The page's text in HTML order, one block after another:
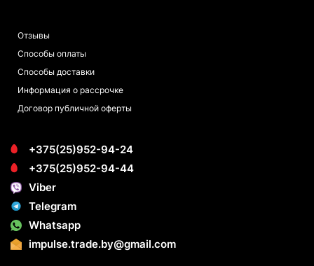
Отзывы
Способы оплаты
Способы доставки
Информация о рассрочке
Договор публичной оферты
+375(25)952-94-24
+375(25)952-94-44
Viber
Telegram
Whatsapp
impulse.trade.by@gmail.com